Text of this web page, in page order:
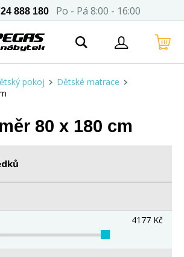
888 180 Po - Pá 8:00 - 16:00
pokoj
Dětské matrace
80 x 180 cm
4177 Kč